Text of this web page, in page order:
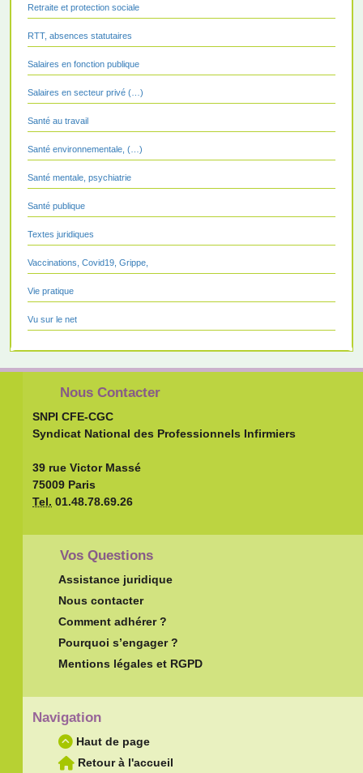
Retraite et protection sociale
RTT, absences statutaires
Salaires en fonction publique
Salaires en secteur privé (…)
Santé au travail
Santé environnementale, (…)
Santé mentale, psychiatrie
Santé publique
Textes juridiques
Vaccinations, Covid19, Grippe,
Vie pratique
Vu sur le net
Nous Contacter
SNPI CFE-CGC
Syndicat National des Professionnels Infirmiers
39 rue Victor Massé
75009 Paris
Tel. 01.48.78.69.26
Vos Questions
Assistance juridique
Nous contacter
Comment adhérer ?
Pourquoi s’engager ?
Mentions légales et RGPD
Navigation
Haut de page
Retour à l'accueil